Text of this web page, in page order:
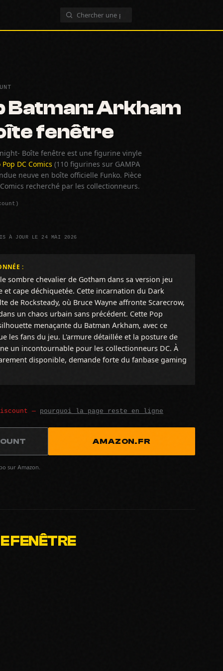
Batman: Arkham
fenêtre
Boîte fenêtre est une figurine vinyle
Pop DC Comics (110 figurines sur GAMPA
neuve en boîte officielle Funko. Pièce
recherché par les collectionneurs.
À JOUR LE 24 MAI 2026
:
sombre chevalier de Gotham dans sa version jeu
et cape déchiquetée. Cette incarnation du Dark
de Rocksteady, où Bruce Wayne affronte Scarecrow,
un chaos urbain sans précédent. Cette Pop
menaçante du Batman Arkham, avec ce
les fans du jeu. L'armure détaillée et la posture de
un incontournable pour les collectionneurs DC. À
disponible, demande forte du fanbase gaming
— pourquoi la page reste en ligne
AMAZON.FR
sur Amazon.
FENÊTRE